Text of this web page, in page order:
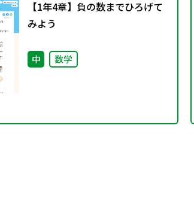
【1年4章】負の数までひろげて
みよう
中 数学